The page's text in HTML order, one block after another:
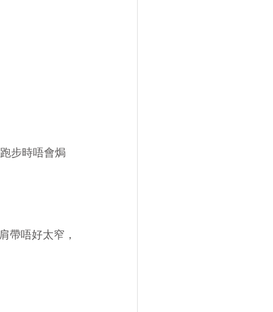
步時唔會焗
帶唔好太窄，